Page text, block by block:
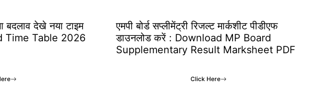
बदलाव देखे नया टाइम
Time Table 2026
एमपी बोर्ड सप्लीमेंट्री रिजल्ट मार्कशीट पीडीएफ
डाउनलोड करें : Download MP Board
Supplementary Result Marksheet PDF
Click Here